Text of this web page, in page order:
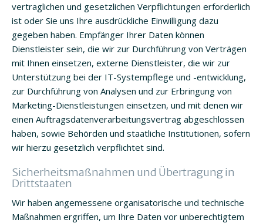
vertraglichen und gesetzlichen Verpflichtungen erforderlich
ist oder Sie uns Ihre ausdrückliche Einwilligung dazu
gegeben haben. Empfänger Ihrer Daten können
Dienstleister sein, die wir zur Durchführung von Verträgen
mit Ihnen einsetzen, externe Dienstleister, die wir zur
Unterstützung bei der IT-Systempflege und -entwicklung,
zur Durchführung von Analysen und zur Erbringung von
Marketing-Dienstleistungen einsetzen, und mit denen wir
einen Auftragsdatenverarbeitungsvertrag abgeschlossen
haben, sowie Behörden und staatliche Institutionen, sofern
wir hierzu gesetzlich verpflichtet sind.
Sicherheitsmaßnahmen und Übertragung in
Drittstaaten
Wir haben angemessene organisatorische und technische
Maßnahmen ergriffen, um Ihre Daten vor unberechtigtem